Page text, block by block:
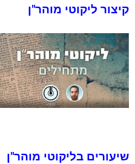
קיצור ליקוטי מוהר"ן
שיעורים בליקוטי מוהר"ן